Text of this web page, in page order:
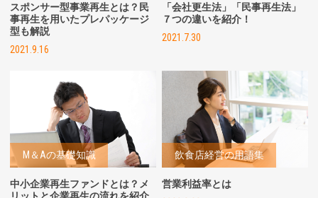
スポンサー型事業再生とは？民
事再生を用いたプレパッケージ
型も解説
2021.9.16
「会社更生法」「民事再生法」
７つの違いを紹介！
2021.7.30
M＆Aの基礎知識
中小企業再生ファンドとは？メ
リットと企業再生の流れを紹介
飲食店経営の用語集
営業利益率とは